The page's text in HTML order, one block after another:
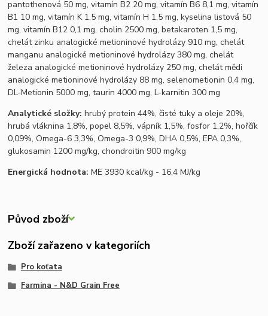
pantothenová 50 mg, vitamín B2 20 mg, vitamín B6 8,1 mg, vitamín
B1 10 mg, vitamín K 1,5 mg, vitamín H 1,5 mg, kyselina listová 50
mg, vitamín B12 0,1 mg, cholin 2500 mg, betakaroten 1,5 mg,
chelát zinku analogické metioninové hydrolázy 910 mg, chelát
manganu analogické metioninové hydrolázy 380 mg, chelát
železa analogické metioninové hydrolázy 250 mg, chelát mědi
analogické metioninové hydrolázy 88 mg, selenometionin 0,4 mg,
DL-Metionin 5000 mg, taurin 4000 mg, L-karnitin 300 mg
Analytické složky: hrubý protein 44%, čisté tuky a oleje 20%,
hrubá vláknina 1,8%, popel 8,5%, vápník 1,5%, fosfor 1,2%, hořčík
0,09%, Omega-6 3,3%, Omega-3 0,9%, DHA 0,5%, EPA 0,3%,
glukosamin 1200 mg/kg, chondroitin 900 mg/kg
Energická hodnota: ME 3930 kcal/kg - 16,4 MJ/kg
Původ zboží
Zboží zařazeno v kategoriích
Pro koťata
Farmina - N&D Grain Free